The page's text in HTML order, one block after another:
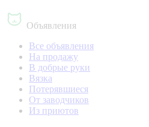
Объявления
Все объявления
На продажу
В добрые руки
Вязка
Потерявшиеся
От заводчиков
Из приютов